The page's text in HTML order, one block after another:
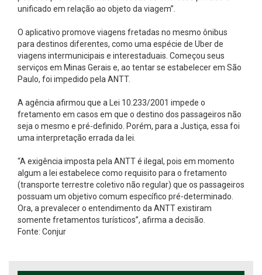
unificado em relação ao objeto da viagem”.
O aplicativo promove viagens fretadas no mesmo ônibus
para destinos diferentes, como uma espécie de Uber de
viagens intermunicipais e interestaduais. Começou seus
serviços em Minas Gerais e, ao tentar se estabelecer em São
Paulo, foi impedido pela ANTT.
A agência afirmou que a Lei 10.233/2001 impede o
fretamento em casos em que o destino dos passageiros não
seja o mesmo e pré-definido. Porém, para a Justiça, essa foi
uma interpretação errada da lei.
“A exigência imposta pela ANTT é ilegal, pois em momento
algum a lei estabelece como requisito para o fretamento
(transporte terrestre coletivo não regular) que os passageiros
possuam um objetivo comum específico pré-determinado.
Ora, a prevalecer o entendimento da ANTT existiram
somente fretamentos turísticos”, afirma a decisão.
Fonte: Conjur